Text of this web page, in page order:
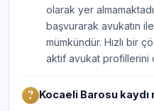
olarak yer
başvurarak avukatın
mümkündür. Hızlı bir
aktif avukat profillerini
Kocaeli Barosu kaydı